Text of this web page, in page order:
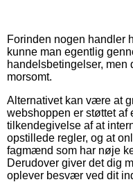
Forinden nogen handler
kunne man egentlig
handelsbetingelser,
morsomt.
Alternativet kan være at
webshoppen er støttet
tilkendegivelse af at
opstillede regler, og at
fagmænd som har nøje
Derudover giver det dig
oplever besvær ved dit